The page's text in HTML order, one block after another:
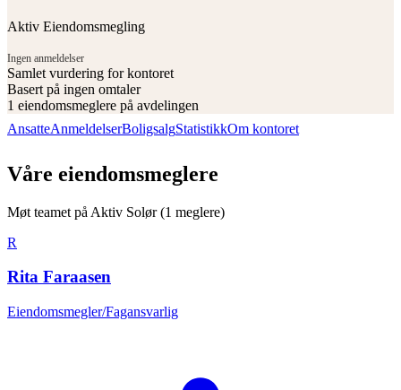
Aktiv Eiendomsmegling
Ingen anmeldelser
Samlet vurdering for kontoret
Basert på ingen omtaler
1 eiendomsmeglere på avdelingen
AnsatteAnmeldelserBoligsalgStatistikkOm kontoret
Våre eiendomsmeglere
Møt teamet på Aktiv Solør(1 meglere)
R
Rita Faraasen
Eiendomsmegler/Fagansvarlig